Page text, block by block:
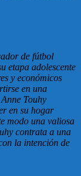
de fútbol
etapa adolescente
y económicos
en una
Touhy
en su hogar
modo una valiosa
contrata a una
la intención de